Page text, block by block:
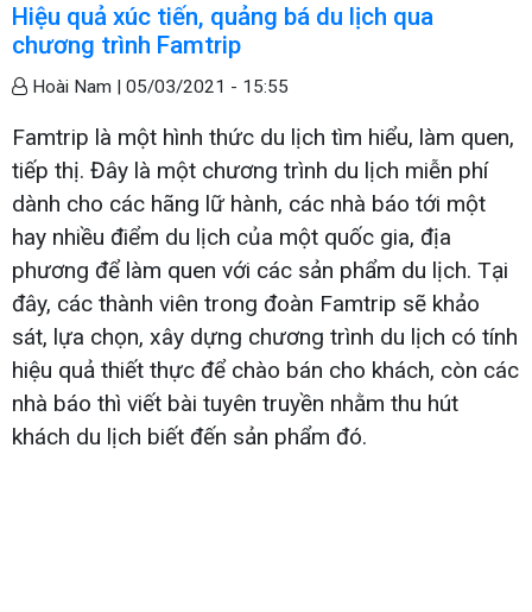
Hiệu quả xúc tiến, quảng bá du lịch qua
chương trình Famtrip
Hoài Nam | 05/03/2021 - 15:55
Famtrip là một hình thức du lịch tìm hiểu, làm quen,
tiếp thị. Đây là một chương trình du lịch miễn phí
dành cho các hãng lữ hành, các nhà báo tới một
hay nhiều điểm du lịch của một quốc gia, địa
phương để làm quen với các sản phẩm du lịch. Tại
đây, các thành viên trong đoàn Famtrip sẽ khảo
sát, lựa chọn, xây dựng chương trình du lịch có tính
hiệu quả thiết thực để chào bán cho khách, còn các
nhà báo thì viết bài tuyên truyền nhằm thu hút
khách du lịch biết đến sản phẩm đó.